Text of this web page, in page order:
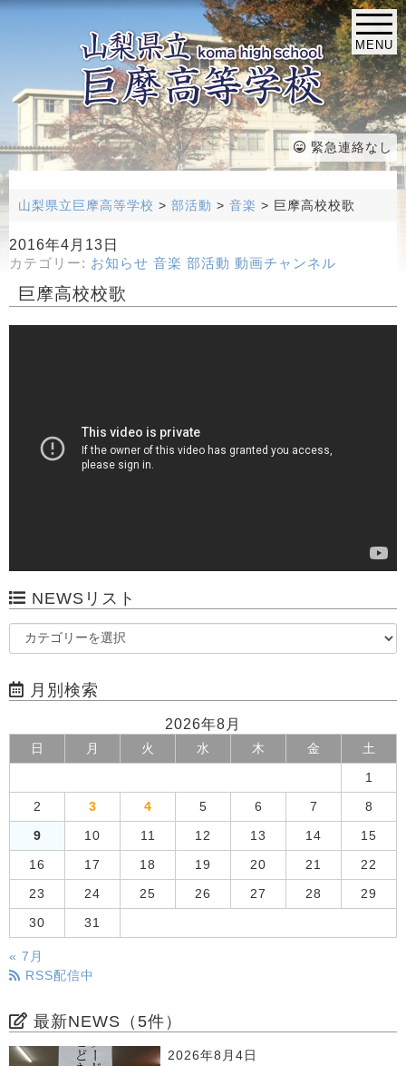
MENU
緊急連絡なし
山梨県立巨摩高等学校 > 部活動 > 音楽 > 巨摩高校校歌
2016年4月13日
カテゴリー: お知らせ 音楽 部活動 動画チャンネル
巨摩高校校歌
NEWSリスト
月別検索
2026年8月
日 月 火 水 木 金 土
1
2 3 4 5 6 7 8
9 10 11 12 13 14 15
16 17 18 19 20 21 22
23 24 25 26 27 28 29
30 31
« 7月
RSS配信中
最新NEWS（5件）
2026年8月4日